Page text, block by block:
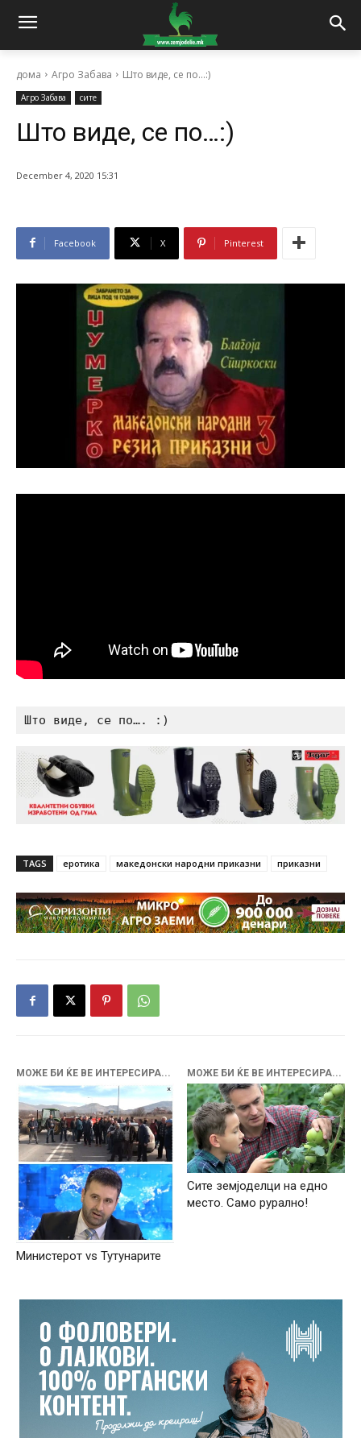
дома Агро Забава Што виде, се по...:)
Агро Забава сите
Што виде, се по…:)
December 4, 2020 15:31
Facebook X Pinterest
Што виде, се по…. :)
TAGS еротика македонски народни приказни приказни
МОЖЕ БИ ЌЕ ВЕ ИНТЕРЕСИРА...
Министерот vs Тутунарите
МОЖЕ БИ ЌЕ ВЕ ИНТЕРЕСИРА...
Сите земјоделци на едно
место. Само рурално!